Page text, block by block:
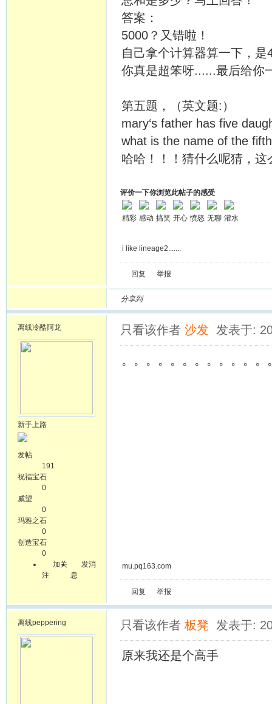
答案：
5000？又错啦！
自己拿个计算器算一下，是
你真是超笨呀......最后给你
第五题，（英文题:）
mary‘s father has five
what is the name of the
哈哈！！！猜什么呢猜，
评价一下你浏览此帖子的感受
精彩 感动 搞笑 开心 愤怒 无聊 灌水
i like lineage2.......
回复 举报
分享到
离线冷酷阿龙
新手上路
发帖
191
祝福宝石
0
威望
0
玛雅之石
0
创造宝石
0
加关
注
发消
息
只看该作者 沙发 发表于:
。。。。。。。。。。。。
mu.pq163.com
回复 举报
离线peppering 只看该作者 板凳 发表于:
原来我还是个高手